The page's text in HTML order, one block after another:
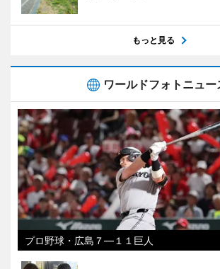
もっと見る
ワールドフォトニュー
プロ野球・広島７―１１巨人